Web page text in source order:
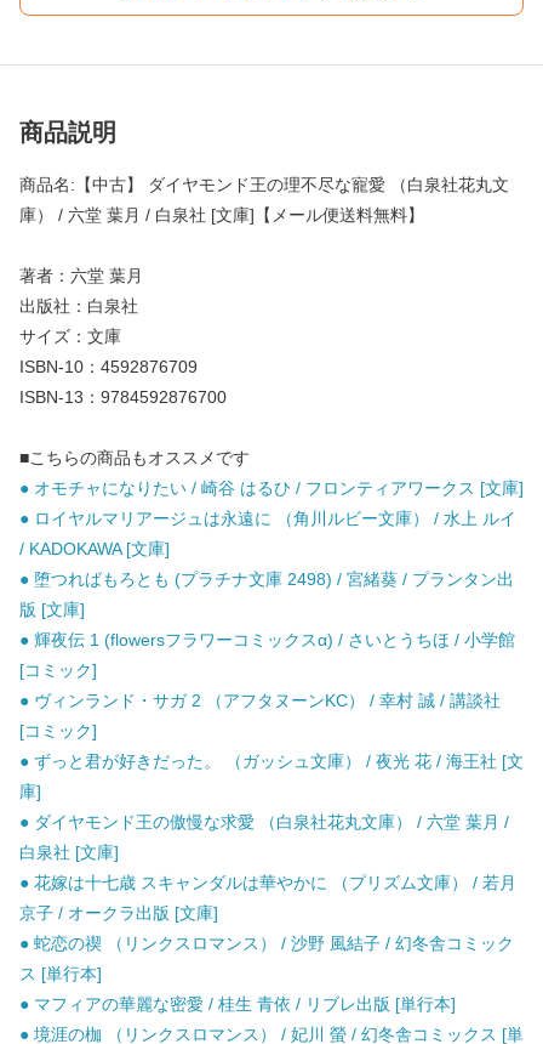
商品説明
商品名:【中古】 ダイヤモンド王の理不尽な寵愛 （白泉社花丸文
庫） / 六堂 葉月 / 白泉社 [文庫]【メール便送料無料】
著者：六堂 葉月
出版社：白泉社
サイズ：文庫
ISBN-10：4592876709
ISBN-13：9784592876700
■こちらの商品もオススメです
● オモチャになりたい / 崎谷 はるひ / フロンティアワークス [文庫]
● ロイヤルマリアージュは永遠に （角川ルビー文庫） / 水上 ルイ
/ KADOKAWA [文庫]
● 堕つればもろとも (プラチナ文庫 2498) / 宮緒葵 / プランタン出
版 [文庫]
● 輝夜伝 1 (flowersフラワーコミックスα) / さいとうちほ / 小学館
[コミック]
● ヴィンランド・サガ 2 （アフタヌーンKC） / 幸村 誠 / 講談社
[コミック]
● ずっと君が好きだった。 （ガッシュ文庫） / 夜光 花 / 海王社 [文
庫]
● ダイヤモンド王の傲慢な求愛 （白泉社花丸文庫） / 六堂 葉月 /
白泉社 [文庫]
● 花嫁は十七歳 スキャンダルは華やかに （プリズム文庫） / 若月
京子 / オークラ出版 [文庫]
● 蛇恋の禊 （リンクスロマンス） / 沙野 風結子 / 幻冬舎コミック
ス [単行本]
● マフィアの華麗な密愛 / 桂生 青依 / リブレ出版 [単行本]
● 境涯の枷 （リンクスロマンス） / 妃川 螢 / 幻冬舎コミックス [単